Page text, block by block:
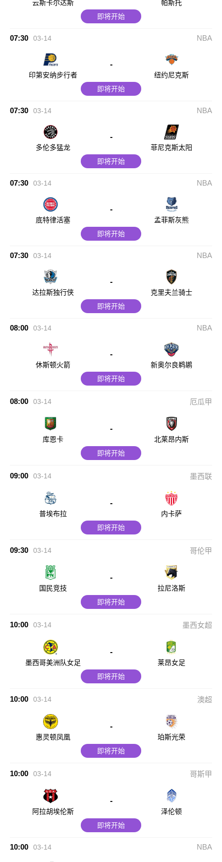
云斯卡尔达斯
帕斯托
即将开始
07:30 03-14 NBA
印第安纳步行者
-
纽约尼克斯
即将开始
07:30 03-14 NBA
多伦多猛龙
-
菲尼克斯太阳
即将开始
07:30 03-14 NBA
底特律活塞
-
孟菲斯灰熊
即将开始
07:30 03-14 NBA
达拉斯独行侠
-
克里夫兰骑士
即将开始
08:00 03-14 NBA
休斯顿火箭
-
新奥尔良鹈鹕
即将开始
08:00 03-14 厄瓜甲
库恩卡
-
北莱昂内斯
即将开始
09:00 03-14 墨西联
普埃布拉
-
内卡萨
即将开始
09:30 03-14 哥伦甲
国民竞技
-
拉尼洛斯
即将开始
10:00 03-14 墨西女超
墨西哥美洲队女足
-
莱昂女足
即将开始
10:00 03-14 澳超
惠灵顿凤凰
-
珀斯光荣
即将开始
10:00 03-14 哥斯甲
阿拉胡埃伦斯
-
泽伦顿
即将开始
10:00 03-14 NBA